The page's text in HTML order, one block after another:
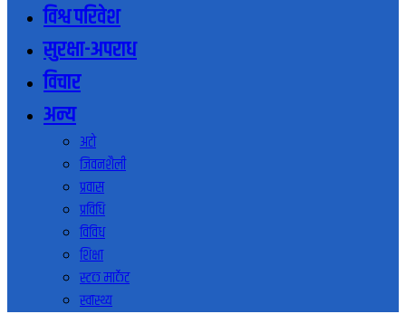
विश्व परिवेश
सुरक्षा-अपराध
विचार
अन्य
अटो
जिवनशैली
प्रवास
प्रविधि
विविध
शिक्षा
स्टक मार्केट
स्वास्थ्य